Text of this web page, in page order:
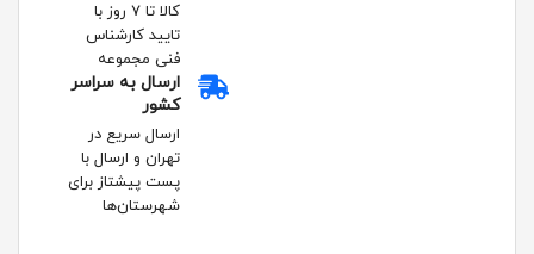
کالا تا ۷ روز با
تایید کارشناس
فنی مجموعه
ارسال به سراسر
کشور
ارسال سریع در
تهران و ارسال با
پست پیشتاز برای
شهرستان‌ها